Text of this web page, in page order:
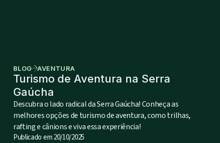
BLOG AVENTURA
Turismo de Aventura na Serra
Gaúcha
Descubra o lado radical da Serra Gaúcha! Conheça as
melhores opções de turismo de aventura, como trilhas,
rafting e cânions e viva essa experiência!
Publicado em20/10/2025